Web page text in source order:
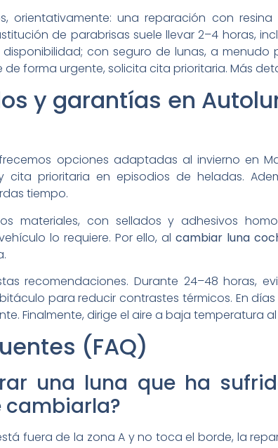
orientativamente: una reparación con
de parabrisas suele llevar 2–4 horas,
con seguro de lunas, a
forma urgente, solicita cita prioritaria. Más
y garantías en
opciones adaptadas al invierno en
cita prioritaria en episodios de heladas.
tiempo.
materiales, con sellados y adhesivos
lo requiere. Por ello, alcambiar luna
recomendaciones. Durante 24–48 horas,
para reducir contrastes térmicos. En
Finalmente, dirige el aire a baja temperatura
(FAQ)
una luna que ha
cambiarla?
fuera de la zona A y no toca el borde, la